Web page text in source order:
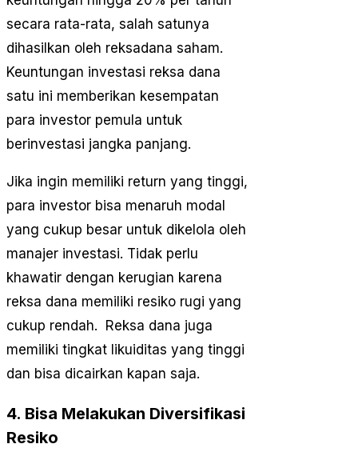
secara rata-rata, salah satunya
dihasilkan oleh reksadana saham.
Keuntungan investasi reksa dana
satu ini memberikan kesempatan
para investor pemula untuk
berinvestasi jangka panjang.
Jika ingin memiliki return yang tinggi,
para investor bisa menaruh modal
yang cukup besar untuk dikelola oleh
manajer investasi. Tidak perlu
khawatir dengan kerugian karena
reksa dana memiliki resiko rugi yang
cukup rendah. Reksa dana juga
memiliki tingkat likuiditas yang tinggi
dan bisa dicairkan kapan saja.
4. Bisa Melakukan Diversifikasi
Resiko